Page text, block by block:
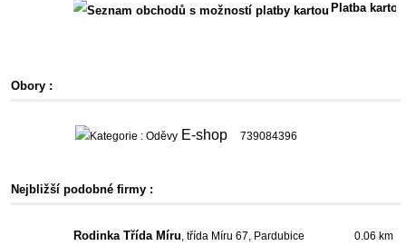
Platba kartou
Obory :
E-shop 739084396
Nejbližší podobné firmy :
Rodinka Třída Míru, třída Míru 67, Pardubice 0.06 km